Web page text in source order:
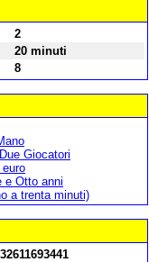
2
20 minuti
8
Giocatori
e Otto anni
a trenta minuti)